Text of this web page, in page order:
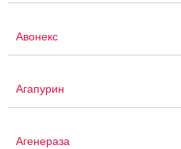
Авонекс
Агапурин
Агенераза